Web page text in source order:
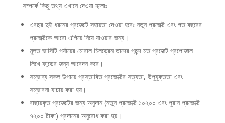
সম্পর্কে কিছু তথ্য এখানে দেওয়া হলোঃ
এবছর দুই ধরনের প্রজেক্টে সহায়তা দেওয়া হবেঃ নতুন প্রজেক্ট এবং গত বছরের
প্রজেক্টকে আরো এগিয়ে নিয়ে যাওয়ার জন্য।
মূলত ভার্সিটি পর্যায়ের মোরাল চিলড্রেন তাদের পছন্দ মত প্রজেক্ট প্রপোজাল
লিখে ফান্ডের জন্য আবেদন করে।
সম্ভাব্য সকল উপায়ে প্রস্তাবিত প্রজেক্টের সত্যতা, উপুযুক্ততা এবং
সম্ভাবনা যাচায় করা হয়।
বাছায়কৃত প্রজেক্টের জন্য অনুদান (নতুন প্রজেক্টে ১০২০০ এবং পুরান প্রজেক্টে
৭২০০ টাকা) প্রদানের অনুরোধ করা হয়।